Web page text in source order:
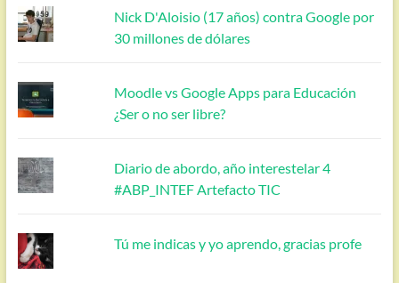
Nick D'Aloisio (17 años) contra Google por
30 millones de dólares
Moodle vs Google Apps para Educación
¿Ser o no ser libre?
Diario de abordo, año interestelar 4
#ABP_INTEF Artefacto TIC
Tú me indicas y yo aprendo, gracias profe